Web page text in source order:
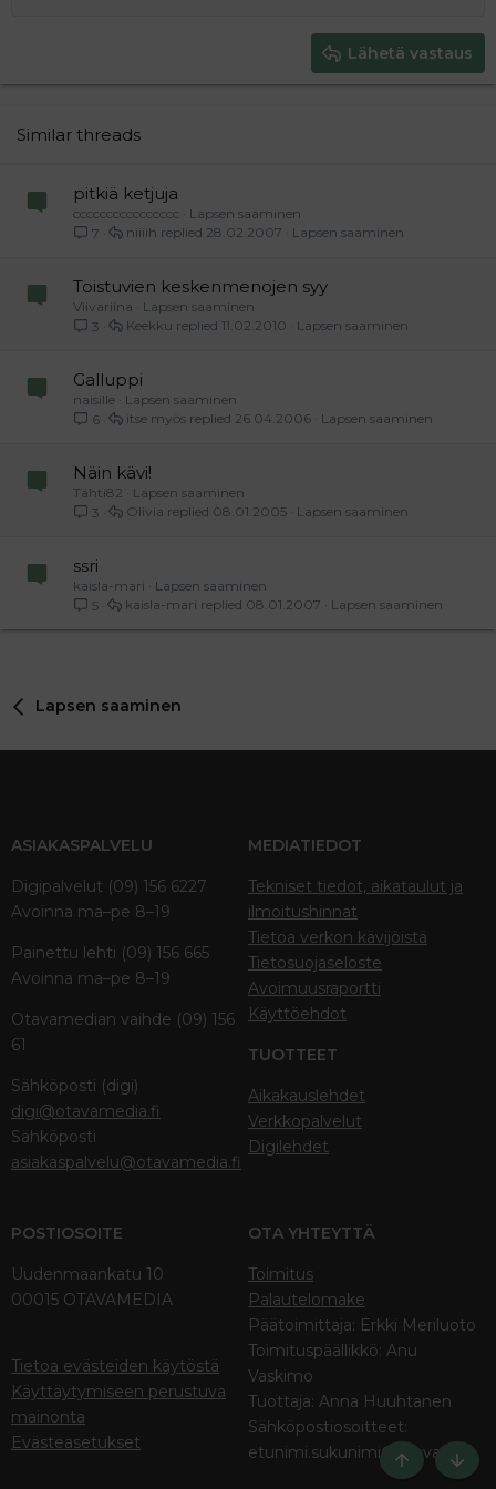
26
Lähetä vastaus
Similar threads
pitkiä ketjuja
cccccccccccccccc
Lapsen saaminen
7
Lapsen saaminen
28.02.2007
niiiih
Toistuvien keskenmenojen syy
Viivariina
Lapsen saaminen
3
Lapsen saaminen
11.02.2010
Keekku
Galluppi
naisille
Lapsen saaminen
6
Lapsen saaminen
26.04.2006
itse myös
Näin kävi!
Tähti82
Lapsen saaminen
3
Lapsen saaminen
08.01.2005
Olivia
ssri
kaisla-mari
Lapsen saaminen
5
Lapsen saaminen
08.01.2007
kaisla-mari
Lapsen saaminen
ASIAKASPALVELU
Digipalvelut (09) 156 6227
Avoinna ma–pe 8–19
Painettu lehti (09) 156 665
Avoinna ma–pe 8–19
Otavamedian vaihde (09) 156
61
Sähköposti (digi)
digi@otavamedia.fi
Sähköposti
asiakaspalvelu@otavamedia.fi
MEDIATIEDOT
Tekniset tiedot, aikataulut ja
ilmoitushinnat
Tietoa verkon kävijöistä
Tietosuojaseloste
Avoimuusraportti
Käyttöehdot
TUOTTEET
Aikakauslehdet
Verkkopalvelut
Digilehdet
POSTIOSOITE
Uudenmaankatu 10
00015 OTAVAMEDIA
Tietoa evästeiden käytöstä
Käyttäytymiseen perustuva
mainonta
Evästeasetukset
OTA YHTEYTTÄ
Toimitus
Palautelomake
Päätoimittaja: Erkki Meriluoto
Toimituspäällikkö: Anu
Vaskimo
Tuottaja: Anna Huuhtanen
Sähköpostiosoitteet:
etunimi.sukunimi@otava.fi
Ylös